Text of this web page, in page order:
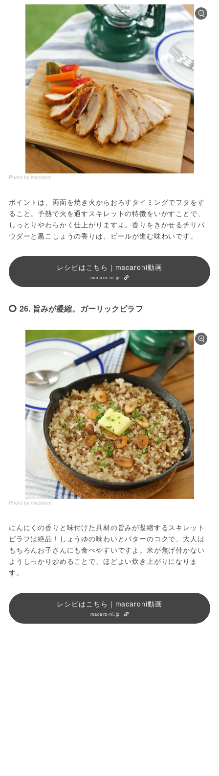
Photo by macaroni
ポイントは、両面を焼き火からおろすタイミングでフタをす
ること。予熱で火を通すスキレットの特徴をいかすことで、
しっとりやわらかく仕上がりますよ。香りをきかせるチリパ
ウダーと黒こしょうの香りは、ビールが進む味わいです。
レシピはこちら｜macaroni動画
macaro-ni.jp
26. 旨みが凝縮。ガーリックピラフ
Photo by macaroni
にんにくの香りと味付けた具材の旨みが凝縮するスキレット
ピラフは絶品！しょうゆの味わいとバターのコクで、大人は
もちろんお子さんにも食べやすいですよ。米が焦げ付かない
ようしっかり炒めることで、ほどよい炊き上がりになりま
す。
レシピはこちら｜macaroni動画
macaro-ni.jp